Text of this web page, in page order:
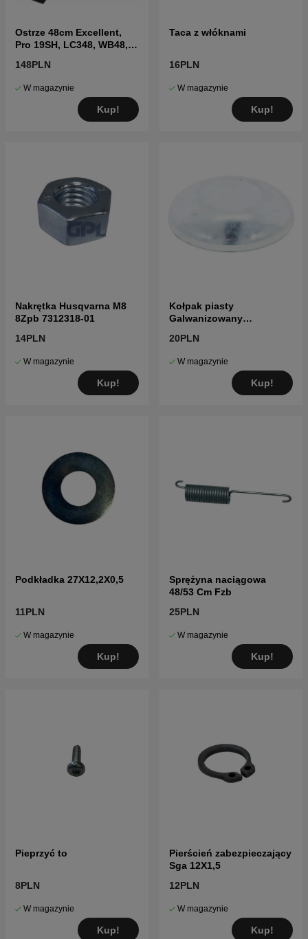
Ostrze 48cm Excellent,
Pro 19SH, LC348, WB48,
148PLN
W magazynie
Kup!
Taca z włóknami
16PLN
W magazynie
Kup!
Nakrętka Husqvarna M8
8Zpb 7312318-01
14PLN
W magazynie
Kup!
Kołpak piasty
Galwanizowany
20PLN
W magazynie
Kup!
Podkładka 27X12,2X0,5
11PLN
W magazynie
Kup!
Sprężyna naciągowa
48/53 Cm Fzb
25PLN
W magazynie
Kup!
Pieprzyć to
8PLN
W magazynie
Kup!
Pierścień zabezpieczający
Sga 12X1,5
12PLN
W magazynie
Kup!